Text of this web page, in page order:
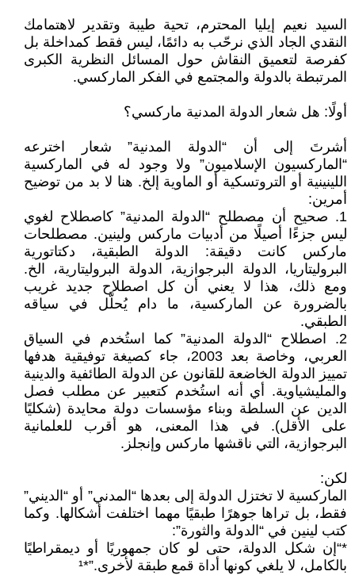
السيد نعيم إيليا المحترم، تحية طيبة وتقدير لاهتمامك
النقدي الجاد الذي نرحّب به دائمًا، ليس فقط كمداخلة بل
كفرصة لتعميق النقاش حول المسائل النظرية الكبرى
المرتبطة بالدولة والمجتمع في الفكر الماركسي.
أولًا: هل شعار الدولة المدنية ماركسي؟
أشرتَ إلى أن “الدولة المدنية” شعار اخترعه
“الماركسيون الإسلاميون” ولا وجود له في الماركسية
اللينينية أو التروتسكية أو الماوية إلخ. هنا لا بد من توضيح
أمرين:
1. صحيح أن مصطلح “الدولة المدنية” كاصطلاح لغوي
ليس جزءًا أصيلًا من أدبيات ماركس ولينين. مصطلحات
ماركس كانت دقيقة: الدولة الطبقية، دكتاتورية
البروليتاريا، الدولة البرجوازية، الدولة البروليتارية، الخ.
ومع ذلك، هذا لا يعني أن كل اصطلاح جديد غريب
بالضرورة عن الماركسية، ما دام يُحلَّل في سياقه
الطبقي.
2. اصطلاح “الدولة المدنية” كما استُخدم في السياق
العربي، وخاصة بعد 2003، جاء كصيغة توفيقية هدفها
تمييز الدولة الخاضعة للقانون عن الدولة الطائفية والدينية
والمليشياوية. أي أنه استُخدم كتعبير عن مطلب فصل
الدين عن السلطة وبناء مؤسسات دولة محايدة (شكليًا
على الأقل). في هذا المعنى، هو أقرب للعلمانية
البرجوازية، التي ناقشها ماركس وإنجلز.
لكن:
الماركسية لا تختزل الدولة إلى بعدها “المدني” أو “الديني”
فقط، بل تراها جوهرًا طبقيًا مهما اختلفت أشكالها. وكما
كتب لينين في “الدولة والثورة”:
*“إن شكل الدولة، حتى لو كان جمهوريًا أو ديمقراطيًا
بالكامل، لا يلغي كونها أداة قمع طبقة لأخرى.”*¹